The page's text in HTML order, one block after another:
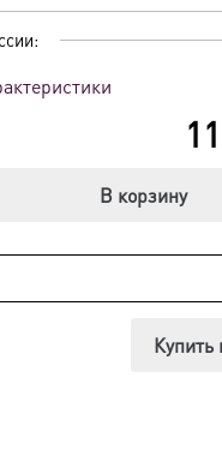
В корзину
Купить